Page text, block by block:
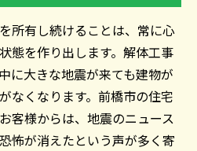
所有し続けることは、常に心
態を作り出します。解体工事
に大きな地震が来ても建物が
なくなります。前橋市の住宅
客様からは、地震のニュース
怖が消えたという声が多く寄